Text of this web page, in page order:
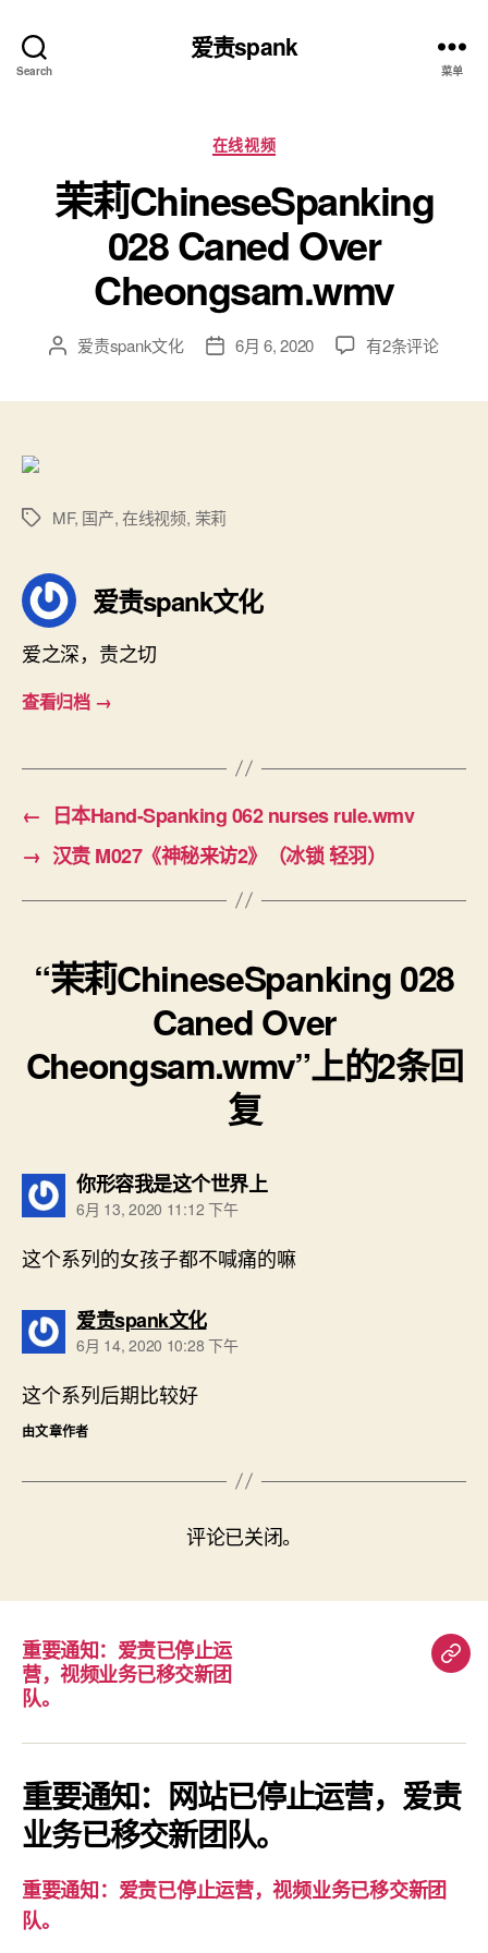
Search
爱责spank
菜单
分
类
在线视频
茉莉ChineseSpanking
028 Caned Over
Cheongsam.wmv
文 爱责spank文化
发 6月 6, 2020
茉
有2条评论
标
MF, 国产,在线视频, 茉莉
爱责spank文化
爱之深，责之切
查看归档 →
← 日本Hand-Spanking 062 nurses rule.wmv
→ 汉责 M027《神秘来访2》（冰锁 轻羽）
“茉莉ChineseSpanking 028
Caned Over
Cheongsam.wmv”上的2条回
复
你形容我是这个世界上说：
6月 13, 2020 11:12 下午
这个系列的女孩子都不喊痛的嘛
爱责spank文化说：
6月 14, 2020 10:28 下午
这个系列后期比较好
由文章作者
评论已关闭。
重要通知：爱责已停止运
营，视频业务已移交新团
队。
重
知：
爱
责
重要通知：网站已停止运营，爱责
业务已移交新团队。
重要通知：爱责已停止运营，视频业务已移交新团
队。